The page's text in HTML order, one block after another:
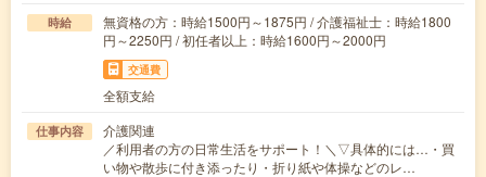
時給
無資格の方：時給1500円～1875円 / 介護福祉士：時給1800
円～2250円 / 初任者以上：時給1600円～2000円
交通費
全額支給
仕事内容
介護関連
／利用者の方の日常生活をサポート！＼▽具体的には…・買
い物や散歩に付き添ったり・折り紙や体操などのレ…